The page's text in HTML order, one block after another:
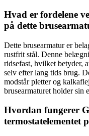
Hvad er fordelene
på dette
Dette brusearmatur er
rustfrit stål. Denne
ridsefast, hvilket betyder,
selv efter lang tids brug.
modstår pletter og
brusearmaturet holder sin
Hvordan fungerer
termostatelementet